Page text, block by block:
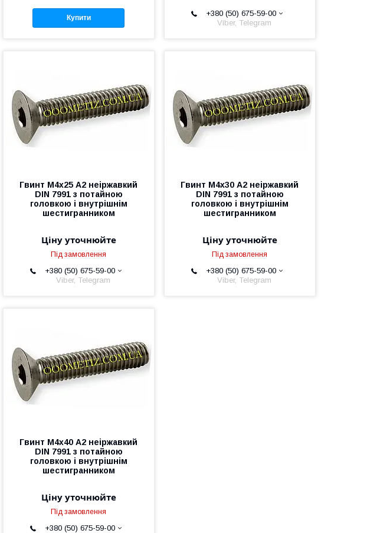
Купити
+380 (50) 675-59-00
Viber, Telegram
Гвинт М4х25 А2 неіржавкий
DIN 7991 з потайною
головкою і внутрішнім
шестигранником
Ціну уточнюйте
Під замовлення
+380 (50) 675-59-00
Viber, Telegram
Гвинт М4х30 А2 неіржавкий
DIN 7991 з потайною
головкою і внутрішнім
шестигранником
Ціну уточнюйте
Під замовлення
+380 (50) 675-59-00
Viber, Telegram
Гвинт М4х40 А2 неіржавкий
DIN 7991 з потайною
головкою і внутрішнім
шестигранником
Ціну уточнюйте
Під замовлення
+380 (50) 675-59-00